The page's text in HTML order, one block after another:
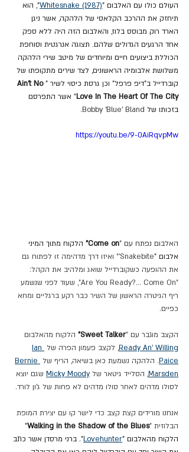
העולם כולו עם האלבום "Whitesnake (1987)", הוא
תיחזק את ההרכב הקלאסי של הלהקה, אשר ניגן
הארד רוק מבוסס בלוז, והאלבום הזה היה ללא ספק
אחד הרגעים הגדולים שלהם. תצוגה אנרגטית וסוחפת
הכוללת ביצועים חיים ומיוחדים של מיטב שירי הלהקה
משלושת אלבומיה הראשונים, לצד שירים מתקופתו של
קוברדייל ב"דיפ פרפל" וכן גרסת כיסוי לשיר "Ain’t No
Love In The Heart Of The City" אשר התפרסם
בזכותו של Bobby ‘Blue’ Bland.
https://youtu.be/9-0AiRqvpMw
האלבום נפתח עם "Come on" הלקוח מתוך המיני
אלבום "
Snakebite'" ואיזו דרך מדהימה זו לפתוח גם
את ההופעה כשקוברדייל שואג ומלהיב את הקהל:
"Are You Ready?... Come On", שעוד לפני שנשמע
ריף הגיטרה הראשון של השיר כבר רקע ברגליים ומחא
כפיים.
הקצב מוגבר עם "Sweet Talker"
הלקוח מהאלבום
Ready An' Willing, לקצב פעמון הפרה של Ian
Paice. הלהקה נשמעת כאן בשיאה, הריף של Bernie
Marsden
, הסלייד גיטאר של Micky Moody שגם יוצא
לסולו מדהים לאחר סולו מדהים לא פחות של ג'ון לורד.
אנחנו מורידים קצת קצב כדי לישר קו עם יצירת המופת
הבלוזית "Walking in the Shadow of the Blues
"
הלקוח מהאלבום "Lovehunter
". ברני מרסדן אשר כתב